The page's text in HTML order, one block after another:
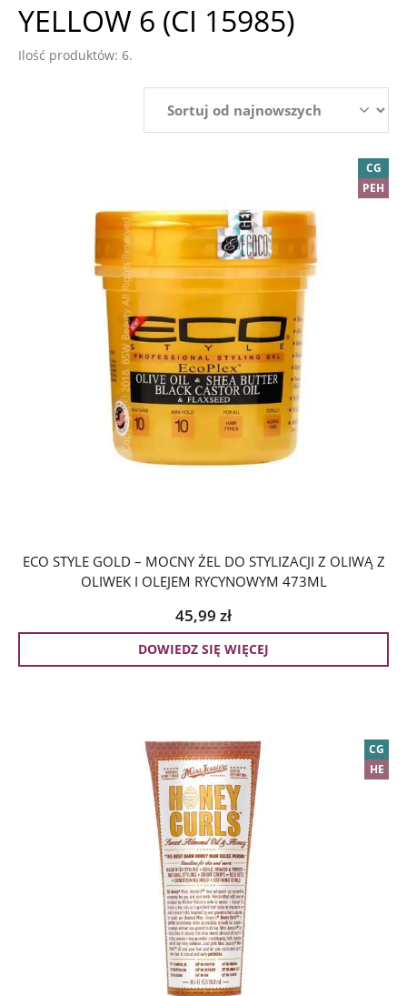
YELLOW 6 (CI 15985)
Ilość produktów: 6.
CG
PEH
ECO STYLE GOLD – MOCNY ŻEL DO STYLIZACJI Z OLIWĄ Z
OLIWEK I OLEJEM RYCYNOWYM 473ML
45,99 zł
DOWIEDZ SIĘ WIĘCEJ
CG
HE